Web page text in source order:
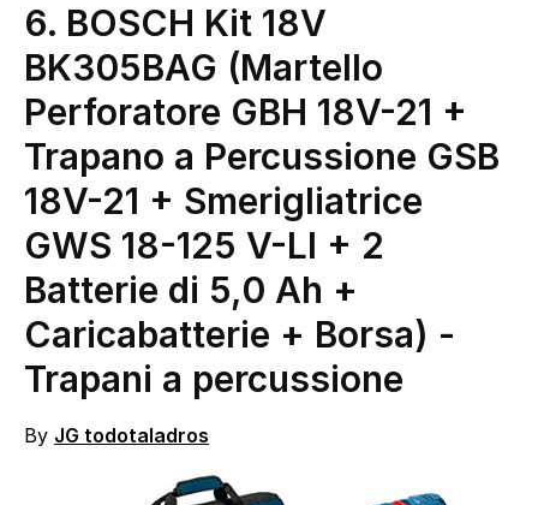
6. BOSCH Kit 18V
BK305BAG (Martello
Perforatore GBH 18V-21 +
Trapano a Percussione GSB
18V-21 + Smerigliatrice
GWS 18-125 V-LI + 2
Batterie di 5,0 Ah +
Caricabatterie + Borsa) -
Trapani a percussione
By JG todotaladros